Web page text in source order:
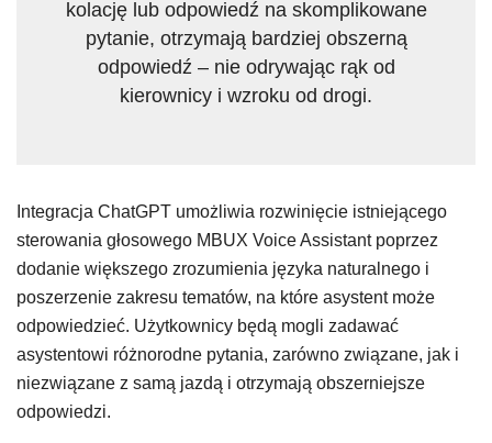
kolację lub odpowiedź na skomplikowane
pytanie, otrzymają bardziej obszerną
odpowiedź – nie odrywając rąk od
kierownicy i wzroku od drogi.
Integracja ChatGPT umożliwia rozwinięcie istniejącego
sterowania głosowego MBUX Voice Assistant poprzez
dodanie większego zrozumienia języka naturalnego i
poszerzenie zakresu tematów, na które asystent może
odpowiedzieć. Użytkownicy będą mogli zadawać
asystentowi różnorodne pytania, zarówno związane, jak i
niezwiązane z samą jazdą i otrzymają obszerniejsze
odpowiedzi.